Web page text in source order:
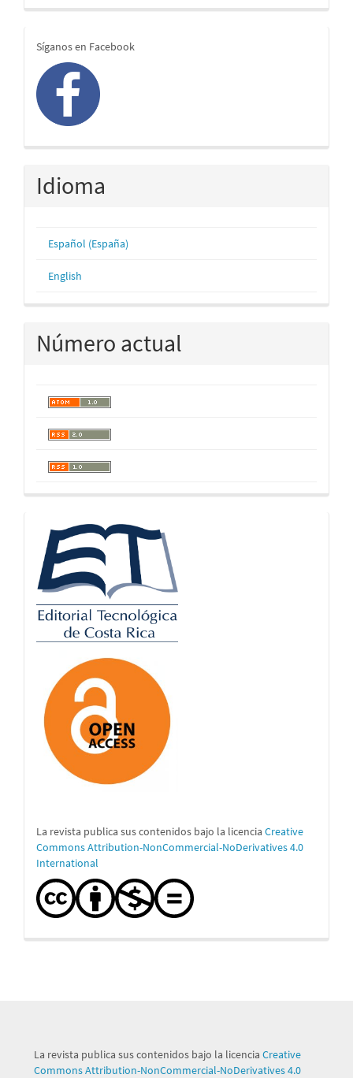
redes
Síganos en Facebook
Idioma
Español (España)
English
Número actual
logos
La revista publica sus contenidos bajo la licencia Creative
Commons Attribution-NonCommercial-NoDerivatives 4.0
International
La revista publica sus contenidos bajo la licencia Creative
Commons Attribution-NonCommercial-NoDerivatives 4.0